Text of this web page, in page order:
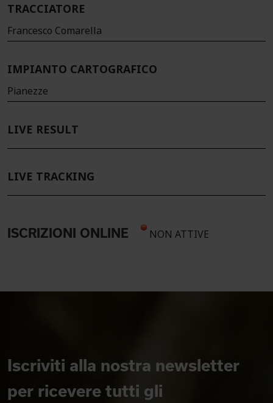
TRACCIATORE
Francesco Comarella
IMPIANTO CARTOGRAFICO
Pianezze
LIVE RESULT
LIVE TRACKING
ISCRIZIONI ONLINE NON ATTIVE
Iscriviti alla nostra newsletter
per ricevere tutti gli